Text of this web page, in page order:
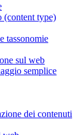
(content type)
tassonomie
sul web
semplice
dei contenuti